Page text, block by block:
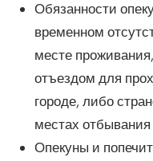
Обязанности
временном
месте
отъездом для
городе, либо
местах отбывания
Опекуны и